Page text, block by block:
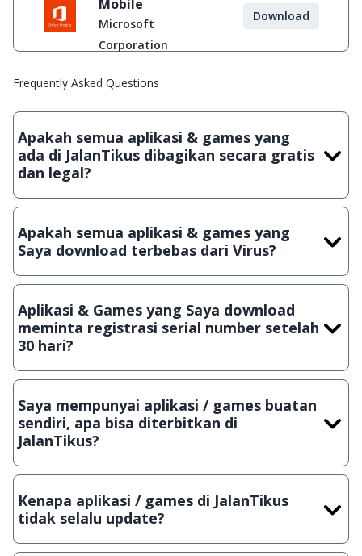
Mobile
Microsoft
Corporation
Download
Frequently Asked Questions
Apakah semua aplikasi & games yang
ada di JalanTikus dibagikan secara gratis
dan legal?
Ya, JalanTikus hanya membagikan aplikasi & games yang
crack, patch atau semacamnya.
Apakah semua aplikasi & games yang
Saya download terbebas dari Virus?
Ya, JalanTikus selalu melakukan scanning dengan 3 jenis
suatu aplikasi atau games, sehingga bisa dijamin 100%
terbebas dari virus.
Aplikasi & Games yang Saya download
meminta registrasi serial number setelah
30 hari?
Meskipun dibagikan secara gratis, namun ada beberapa
hanya bisa digunakan dalam jangka waktu tertentu dan jika
ingin lanjut menggunakannya kamu harus membeli lisensi
aslinya.
Saya mempunyai aplikasi / games buatan
sendiri, apa bisa diterbitkan di
JalanTikus?
Tentu saja bisa. Silahkan kirim email keinfo@jalantikus.com
Lampiran File instalasi / (APK) jika Android
Kenapa aplikasi / games di JalanTikus
tidak selalu update?
Demi menjaga kualitas aplikasi dan games yang ada di